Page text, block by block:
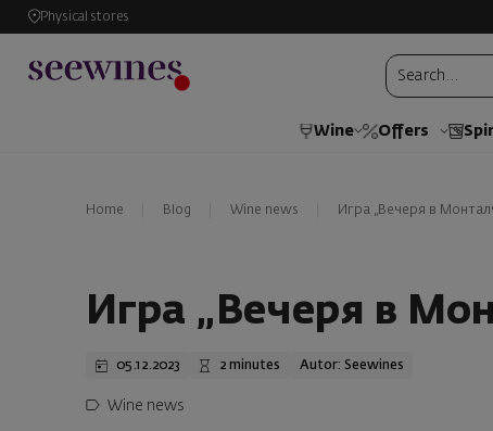
Physical stores
Wine Offers
Home Blog Wine news Игра „Вечеря в
Игра „Вечеря в
05.12.2023 2 minutes Autor: Seewines
Wine news